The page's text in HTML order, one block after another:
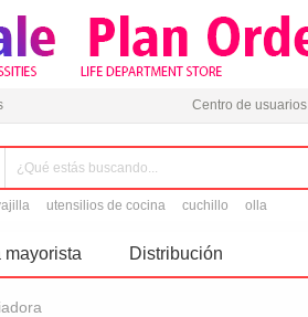
Centro de usuarios
utensilios de cocina cuchillo olla
mayorista Distribución